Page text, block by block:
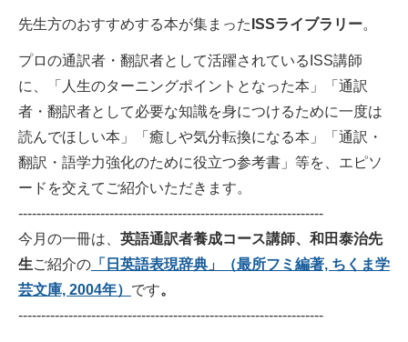
先生方のおすすめする本が集まった ISSライブラリー。
プロの通訳者・翻訳者として活躍されているISS講師
に、「人生のターニングポイントとなった本」「通訳
者・翻訳者として必要な知識を身につけるために一度は
読んでほしい本」「癒しや気分転換になる本」「通訳・
翻訳・語学力強化のために役立つ参考書」等を、エピソ
ードを交えてご紹介いただきます。
-------------------------------------------------------------------
今月の一冊は、 英語通訳者養成コース講師、和田泰治先
生ご紹介の 「 日英語表現辞典」（最所フミ編著, ちくま学
芸文庫, 2004年） です。
-------------------------------------------------------------------